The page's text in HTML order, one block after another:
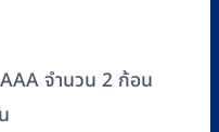
จำนวน 2 ก้อน